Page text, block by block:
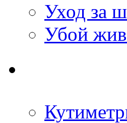
Уход за
Убой